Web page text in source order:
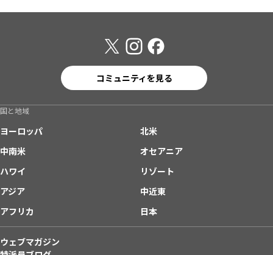
コミュニティを見る
国と地域
ヨーロッパ
北米
中南米
オセアニア
ハワイ
リゾート
アジア
中近東
アフリカ
日本
ウェブマガジン